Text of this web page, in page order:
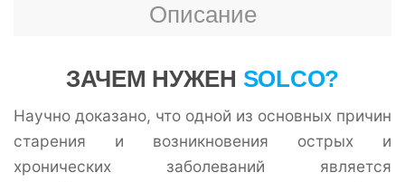
Описание
ЗАЧЕМ НУЖЕН SOLCO?
Научно доказано, что одной из основных причин
старения и возникновения острых и
хронических заболеваний является